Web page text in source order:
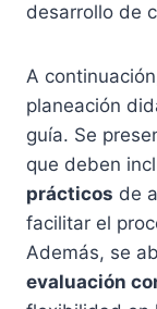
desarrollo de
A
planeación
guía. Se
que deben
prácticos de
facilitar el
Además, se
evaluación